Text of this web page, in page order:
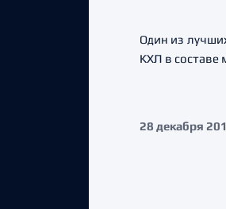
Один из
КХЛ в составе
28 декабря